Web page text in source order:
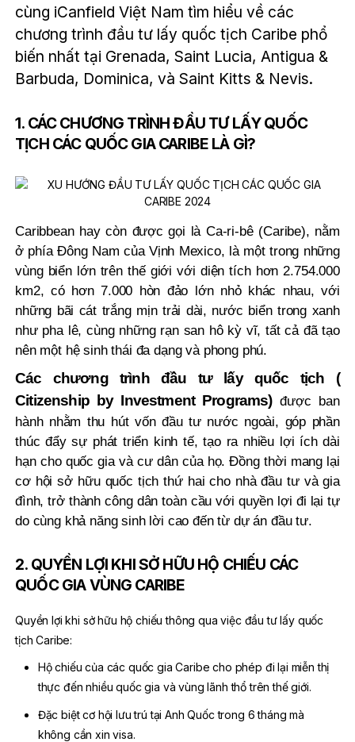
cùng iCanfield Việt Nam tìm hiểu về các
chương trình đầu tư lấy quốc tịch Caribe phổ
biến nhất tại Grenada, Saint Lucia, Antigua &
Barbuda, Dominica, và Saint Kitts & Nevis.
1. CÁC CHƯƠNG TRÌNH ĐẦU TƯ LẤY QUỐC
TỊCH CÁC QUỐC GIA CARIBE LÀ GÌ?
Caribbean hay còn được gọi là Ca-ri-bê (Caribe), nằm
ở phía Đông Nam của Vịnh Mexico, là một trong những
vùng biển lớn trên thế giới với diện tích hơn 2.754.000
km2, có hơn 7.000 hòn đảo lớn nhỏ khác nhau, với
những bãi cát trắng mịn trải dài, nước biển trong xanh
như pha lê, cùng những rạn san hô kỳ vĩ, tất cả đã tạo
nên một hệ sinh thái đa dạng và phong phú.
Các chương trình đầu tư lấy quốc tịch (
Citizenship by Investment Programs)được ban
hành nhằm thu hút vốn đầu tư nước ngoài, góp phần
thúc đẩy sự phát triển kinh tế, tạo ra nhiều lợi ích dài
hạn cho quốc gia và cư dân của họ. Đồng thời mang lại
cơ hội sở hữu quốc tịch thứ hai cho nhà đầu tư và gia
đình, trở thành công dân toàn cầu với quyền lợi đi lại tự
do cùng khả năng sinh lời cao đến từ dự án đầu tư.
2. QUYỀN LỢI KHI SỞ HỮU HỘ CHIẾU CÁC
QUỐC GIA VÙNG CARIBE
Quyền lợi khi sở hữu hộ chiếu thông qua việc đầu tư lấy quốc
tịch Caribe:
Hộ chiếu của các quốc gia Caribe cho phép đi lại miễn thị
thực đến nhiều quốc gia và vùng lãnh thổ trên thế giới.
Đặc biệt cơ hội lưu trú tại Anh Quốc trong 6 tháng mà
không cần xin visa.